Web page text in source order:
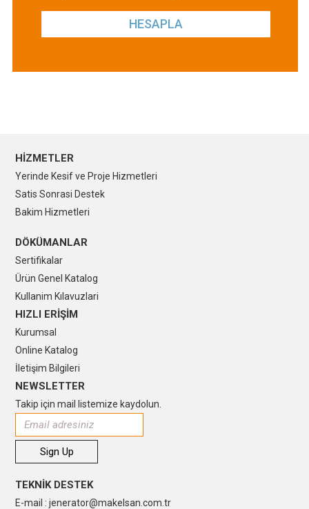
HESAPLA
HİZMETLER
Yerinde Kesif ve Proje Hizmetleri
Satis Sonrasi Destek
Bakim Hizmetleri
DÖKÜMANLAR
Sertifikalar
Ürün Genel Katalog
Kullanim Kılavuzlari
HIZLI ERİŞİM
Kurumsal
Online Katalog
İletişim Bilgileri
NEWSLETTER
Takip için mail listemize kaydolun.
TEKNİK DESTEK
E-mail : jenerator@makelsan.com.tr